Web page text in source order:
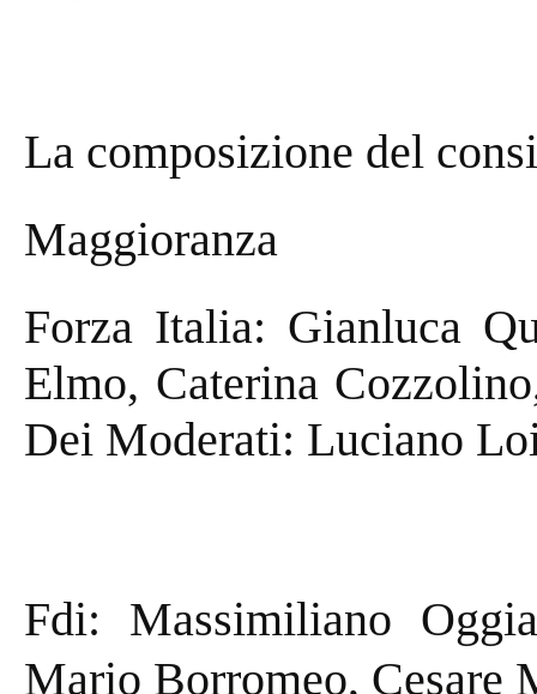
La composizione del
Maggioranza
Forza Italia: Gianluca
Elmo, Caterina
Dei Moderati: Luciano
Fdi: Massimiliano
Mario Borromeo, Cesare